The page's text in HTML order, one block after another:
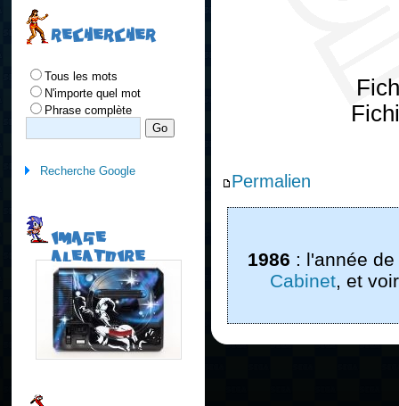
Permalien
1986 : l'année
Cabinet, et
RECHERCHER
Tous les mots
N'importe quel mot
Phrase complète
Recherche Google
IMAGE
ALEATOIRE